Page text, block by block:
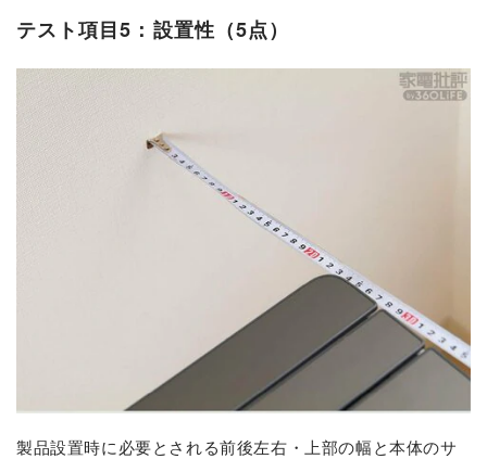
テスト項目5：設置性（5点）
製品設置時に必要とされる前後左右・上部の幅と本体のサ